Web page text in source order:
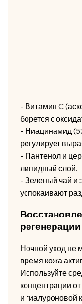
- Витамин C
борется с
- Ниацинамид
регулирует
- Пантенол и
липидный слой.
- Зеленый чай и
успокаивают
регенерации
Ночной уход не
время кожа
Используйте
концентрации
и гиалуроновой